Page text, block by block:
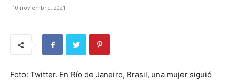
10 noviembre, 2021
Foto: Twitter. En Río de Janeiro, Brasil, una mujer siguió